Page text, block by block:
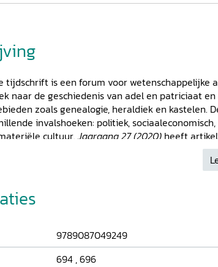
tijdschrift is een forum voor wetenschappelijke
naar de geschiedenis van adel en patriciaat
zoals genealogie, heraldiek en kastelen.
invalshoeken: politiek, sociaaleconomisch,
cultuur.Jaargang 27 (2020) heeft
Joris van Son, Jakub Rogulski, Elizaneth den
Nieuwenbroek, en kortere bijdragen van
9789087049249
694 ,696